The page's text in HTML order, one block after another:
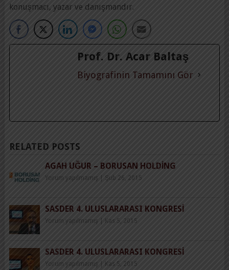
konuşmacı, yazar ve danışmandır.
Prof. Dr. Acar Baltaş
Biyografinin Tamamını Gör
RELATED POSTS
AGAH UĞUR – BORUSAN HOLDING
Yorum yapılmamış Şub 26, 2015
SASDER 4. ULUSLARARASI KONGRESI
Yorum yapılmamış Kas 5, 2015
SASDER 4. ULUSLARARASI KONGRESI
Yorum yapılmamış Kas 5, 2015